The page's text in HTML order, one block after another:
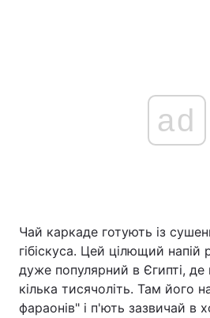
Головна
Україна
ad
Чай каркаде готують із
гібіскуса. Цей цілющий напій
дуже популярний в Єгипті,
кілька тисячоліть. Там його
фараонів" і п'ють зазвичай в